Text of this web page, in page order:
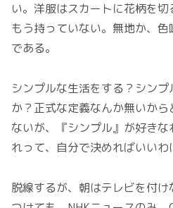
い。洋服はスカートに花柄を
もう持っていない。無地か、
である。
シンプルな生活をする？シン
か？正式な定義なんか無いか
ないが、『シンプル』が好き
れって、自分で決めればいいわ
脱線するが、朝はテレビを付け